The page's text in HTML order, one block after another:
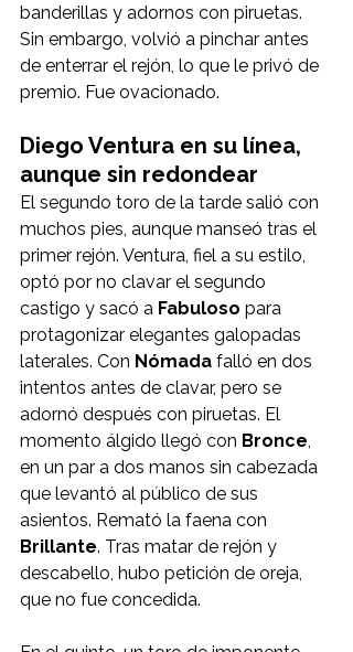
banderillas y adornos con piruetas.
Sin embargo, volvió a pinchar antes
de enterrar el rejón, lo que le privó de
premio. Fue ovacionado.
Diego Ventura en su línea,
aunque sin redondear
El segundo toro de la tarde salió con
muchos pies, aunque manseó tras el
primer rejón. Ventura, fiel a su estilo,
optó por no clavar el segundo
castigo y sacó a Fabuloso para
protagonizar elegantes galopadas
laterales. Con Nómada falló en dos
intentos antes de clavar, pero se
adornó después con piruetas. El
momento álgido llegó con Bronce,
en un par a dos manos sin cabezada
que levantó al público de sus
asientos. Remató la faena con
Brillante. Tras matar de rejón y
descabello, hubo petición de oreja,
que no fue concedida.